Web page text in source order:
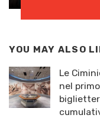
YOU MAY ALSO
Le
nel